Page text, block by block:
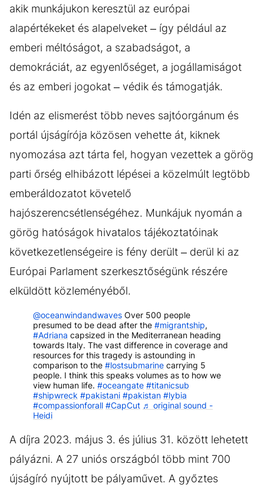
akik munkájukon keresztül az európai
alapértékeket és alapelveket – így például az
emberi méltóságot, a szabadságot, a
demokráciát, az egyenlőséget, a jogállamiságot
és az emberi jogokat – védik és támogatják.
Idén az elismerést több neves sajtóorgánum és
portál újságírója közösen vehette át, kiknek
nyomozása azt tárta fel, hogyan vezettek a görög
parti őrség elhibázott lépései a közelmúlt legtöbb
emberáldozatot követelő
hajószerencsétlenségéhez. Munkájuk nyomán a
görög hatóságok hivatalos tájékoztatóinak
következetlenségeire is fény derült – derül ki az
Európai Parlament szerkesztőségünk részére
elküldött közleményéből.
@oceanwindandwaves Over 500 people
presumed to be dead after the #migrantship,
#Adriana capsized in the Mediterranean heading
towards Italy. The vast difference in coverage and
resources for this tragedy is astounding in
comparison to the #lostsubmarine carrying 5
people. I think this speaks volumes as to how we
view human life. #oceangate #titanicsub
#shipwreck #pakistani #pakistan #lybia
#compassionforall #CapCut ♬ original sound -
Heidi
A díjra 2023. május 3. és július 31. között lehetett
pályázni. A 27 uniós országból több mint 700
újságíró nyújtott be pályaművet. A győztes